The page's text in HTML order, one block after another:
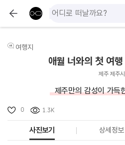
여행지
애월 너와의 첫 여행
제주 제주시
제주만의 감성이 가득
0 1.3K
사진보기 상세정보